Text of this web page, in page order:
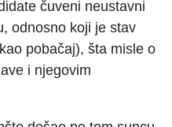
čuveni neustavni
odnosno koji je stav
pobačaj), šta misle o
i njegovim